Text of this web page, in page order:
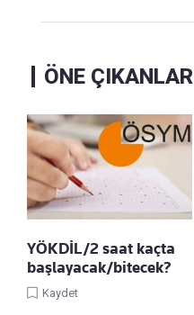
ÖNE ÇIKANLAR
YÖKDİL/2 saat kaçta
başlayacak/bitecek?
Kaydet